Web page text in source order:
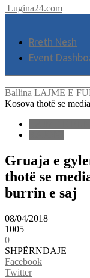
Lugina24.com
Rreth Nesh
Event
Ballina LAJME E
Kosova thotë se
Gruaja e
thotë se
burrin e saj
08/04/2018
1005
0
SHPËRNDAJE
Facebook
Twitter